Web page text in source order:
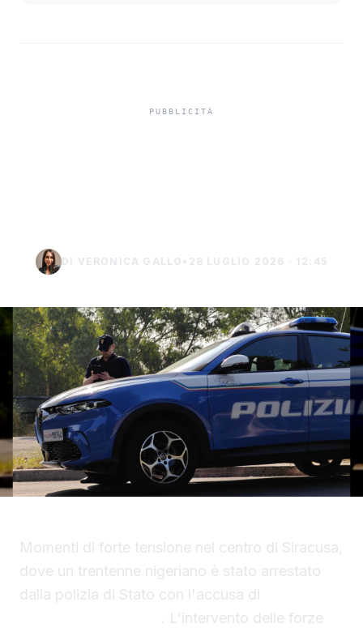
DI VERONICA GALLO • 28 LUGLIO 2026 · 12:45
Momenti di forte tensione nel centro di Siracusa,
dove un trentenne nigeriano è stato arrestato
dalla polizia di Stato con l'accusa di
. L'intervento delle forze